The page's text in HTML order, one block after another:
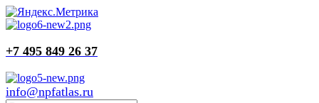
+7 495 849 26 37
info@npfatlas.ru